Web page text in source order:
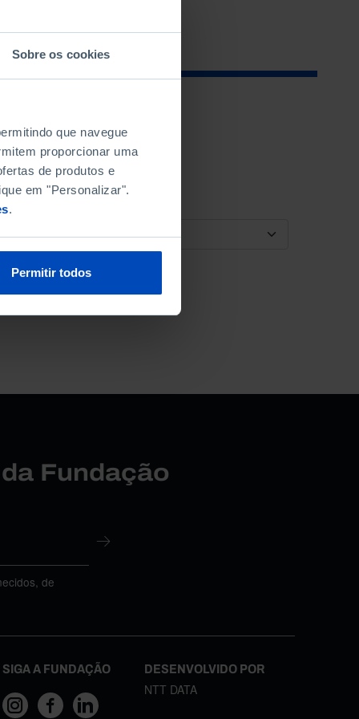
Sobre os cookies
que navegue
proporcionar uma
de produtos e
em "Personalizar".
.
Permitir todos
ORDENAR POR
Fundação
de
SIGA A FUNDAÇÃO DESENVOLVIDO POR
NTT DATA